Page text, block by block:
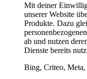
Mit deiner
unserer Website
Produkte. Dazu
ab und nutzen
Dienste bereits
Bing, Criteo,